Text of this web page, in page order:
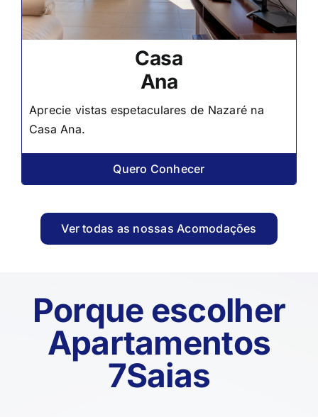
Casa
Ana
Aprecie vistas espetaculares de Nazaré na
Casa Ana.
Quero Conhecer
Ver todas as nossas Acomodações
Porque escolher
Apartamentos
7Saias